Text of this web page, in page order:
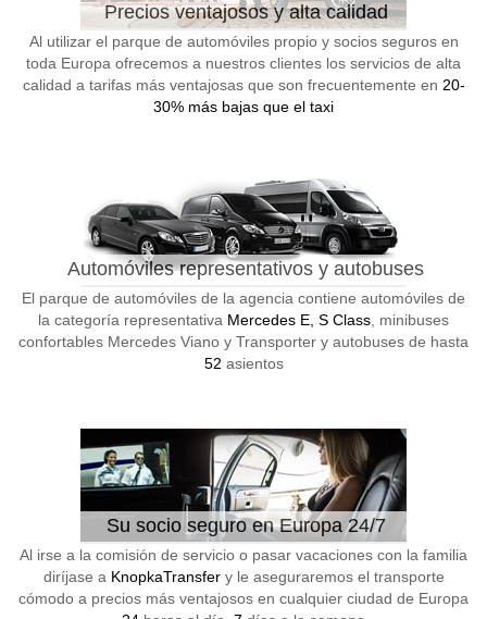
Precios ventajosos y alta calidad
Al utilizar el parque de automóviles propio y socios seguros en
toda Europa ofrecemos a nuestros clientes los servicios de alta
calidad a tarifas más ventajosas que son frecuentemente en 20-
30% más bajas que el taxi
Automóviles representativos y autobuses
El parque de automóviles de la agencia contiene automóviles de
la categoría representativa Mercedes E, S Class , minibuses
confortables Mercedes Viano y Transporter y autobuses de hasta
52 asientos
Su socio seguro en Europa 24/7
Al irse a la comisión de servicio o pasar vacaciones con la familia
diríjase a KnopkaTransfery le aseguraremos el transporte
cómodo a precios más ventajosos en cualquier ciudad de Europa